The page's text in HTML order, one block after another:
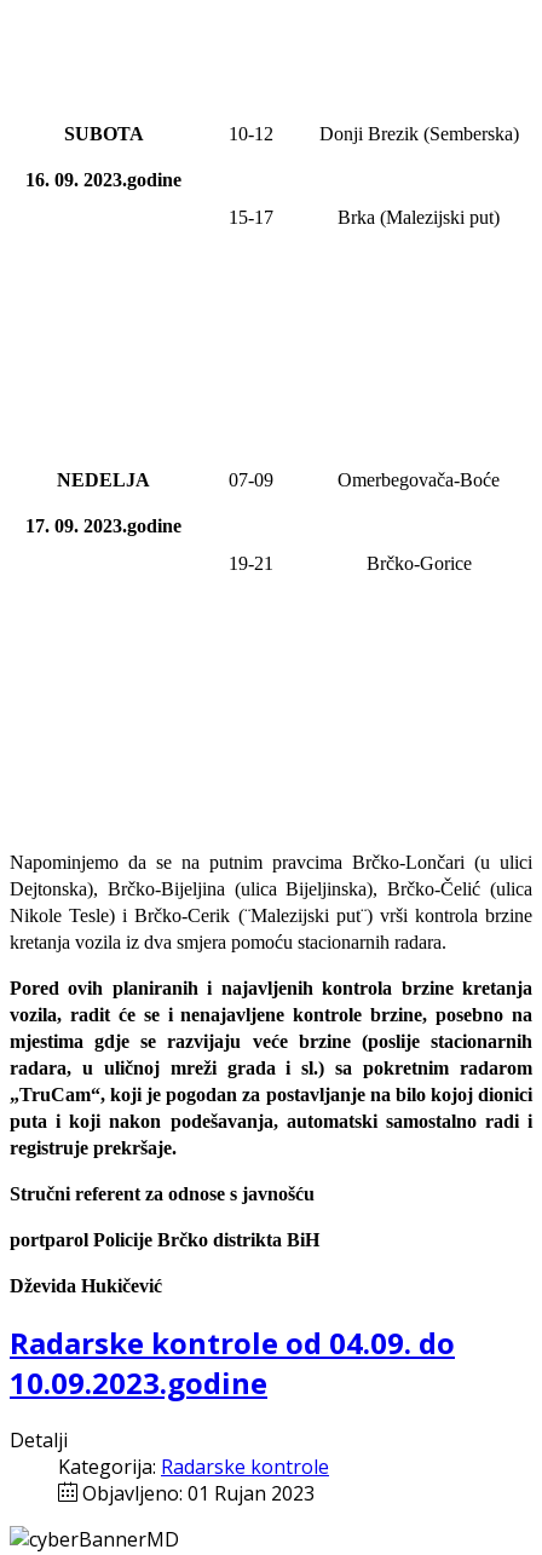
SUBOTA
16. 09. 2023.godine
10-12 Donji Brezik (Semberska)
15-17 Brka (Malezijski put)
NEDELJA
17. 09. 2023.godine
07-09 Omerbegovača-Boće
19-21 Brčko-Gorice
Napominjemo da se na putnim pravcima Brčko-Lončari (u ulici
Dejtonska), Brčko-Bijeljina (ulica Bijeljinska), Brčko-Čelić (ulica
Nikole Tesle) i Brčko-Cerik (¨Malezijski put¨) vrši kontrola brzine
kretanja vozila iz dva smjera pomoću stacionarnih radara.
Pored ovih planiranih i najavljenih kontrola brzine kretanja
vozila, radit će se i nenajavljene kontrole brzine, posebno na
mjestima gdje se razvijaju veće brzine (poslije stacionarnih
radara, u uličnoj mreži grada i sl.) sa pokretnim radarom
„TruCam“, koji je pogodan za postavljanje na bilo kojoj dionici
puta i koji nakon podešavanja, automatski samostalno radi i
registruje prekršaje.
Stručni referent za odnose s javnošću
portparol Policije Brčko distrikta BiH
Dževida Hukičević
Radarske kontrole od 04.09. do
10.09.2023.godine
Detalji
Kategorija: Radarske kontrole
Objavljeno: 01 Rujan 2023